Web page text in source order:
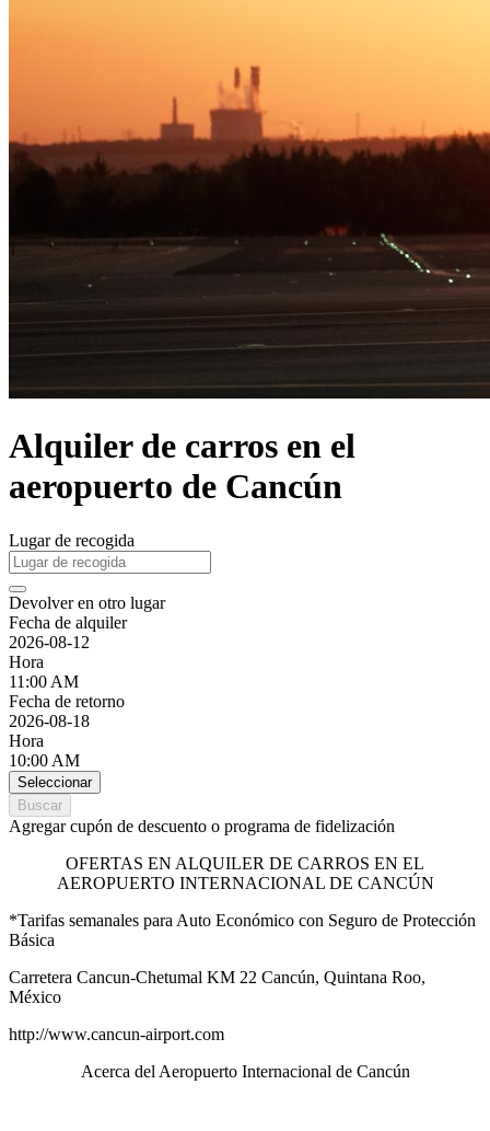
Alquiler de carros en el
aeropuerto de Cancún
Lugar de recogida
Devolver en otro lugar
Fecha de alquiler
2026-08-12
Hora
11:00 AM
Fecha de retorno
2026-08-18
Hora
10:00 AM
Seleccionar
Buscar
Agregar cupón de descuento o programa de fidelización
OFERTAS EN ALQUILER DE CARROS EN EL
AEROPUERTO INTERNACIONAL DE CANCÚN
*Tarifas semanales para Auto Económico con Seguro de Protección
Básica
Carretera Cancun-Chetumal KM 22 Cancún, Quintana Roo,
México
http://www.cancun-airport.com
Acerca del Aeropuerto Internacional de Cancún